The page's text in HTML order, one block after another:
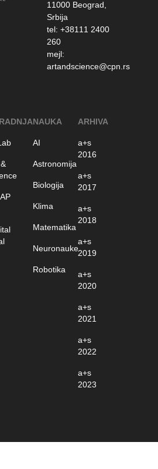
11000 Beograd,
Srbija
tel: +38111 2400
260
mejl:
artandscience@cpn.rs
NAUKA
AI
Astronomija
Biologija
Klima
Matematika
Neuronauke
Robotika
ARHIVA
a+s
2016
a+s
2017
a+s
2018
a+s
2019
a+s
2020
a+s
2021
a+s
2022
a+s
2023